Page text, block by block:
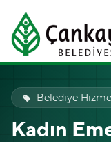
local_offer Belediye
Kadın